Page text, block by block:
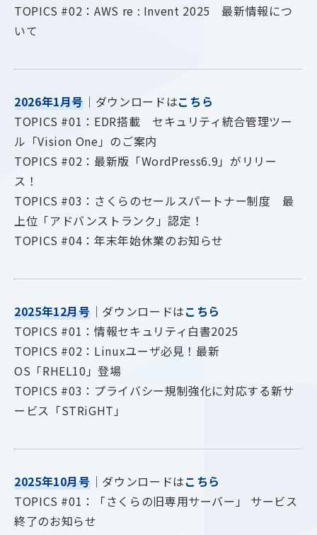
TOPICS #02：AWS re : Invent 2025 最新情報につ
いて
2026年1月号 ｜ダウンロードはこちら
TOPICS #01：EDR搭載 セキュリティ統合管理ツー
ル「Vision One」のご案内
TOPICS #02：最新版「WordPress6.9」がリリー
ス！
TOPICS #03：さくらのセールスパートナー制度 最
上位「アドバンストランク」認定！
TOPICS #04：年末年始休業のお知らせ
2025年12月号｜ダウンロードはこちら
TOPICS #01：情報セキュリティ白書2025
TOPICS #02：Linuxユーザ必見！最新
OS「RHEL10」登場
TOPICS #03：プライバシー規制強化に対応する新サ
ービス「STRiGHT」
2025年10月号｜ダウンロードはこちら
TOPICS #01：「さくらの旧専用サーバー」 サービス
終了のお知らせ